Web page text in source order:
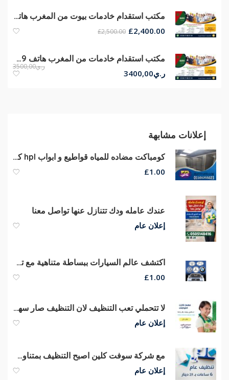
مكتب استقدام خادمات بيوت من المغرب هاتف 00212677680139
£2,500.00 £2,400.00
مكتب استقدام خادمات من المغرب هاتف 00212677680139
ر.ي3500,00
ر.ي3400,00
إعلانات مشابهة
كومباكت مضاده للمياه قواطيع و ابواب hpl كومباكت
£1.00
عندك عامله ودك تتنازل عنها تواصل معنا
إعلان عام
اكتشف عالم السيارات ببساطة متناهية مع تطبيقCars Name | Motor Vehicle
£1.00
لا تتحملي تعب التنظيف لان التنظيف صار سهل و سريع مع عاملاتنا بشكل يومي
إعلان عام
مع شركة سوفت كلين اصبح التنظيف بمتناول الايد وبسعر منافس لكم
إعلان عام